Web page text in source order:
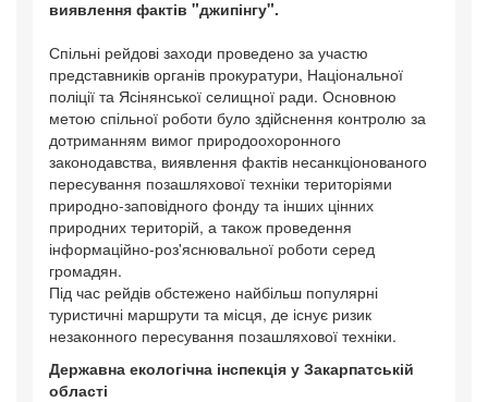
виявлення фактів "джипінгу".
Спільні рейдові заходи проведено за участю
представників органів прокуратури, Національної
поліції та Ясінянської селищної ради. Основною
метою спільної роботи було здійснення контролю за
дотриманням вимог природоохоронного
законодавства, виявлення фактів несанкціонованого
пересування позашляхової техніки територіями
природно-заповідного фонду та інших цінних
природних територій, а також проведення
інформаційно-роз'яснювальної роботи серед
громадян.
Під час рейдів обстежено найбільш популярні
туристичні маршрути та місця, де існує ризик
незаконного пересування позашляхової техніки.
Державна екологічна інспекція у Закарпатській
області